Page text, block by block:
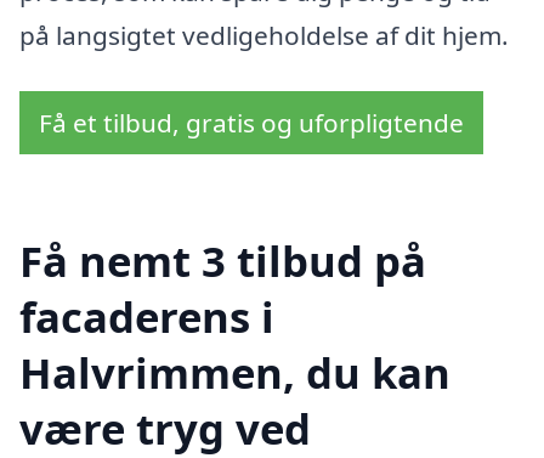
på langsigtet vedligeholdelse af dit hjem.
Få et tilbud, gratis og uforpligtende
Få nemt 3 tilbud på
facaderens i
Halvrimmen, du kan
være tryg ved